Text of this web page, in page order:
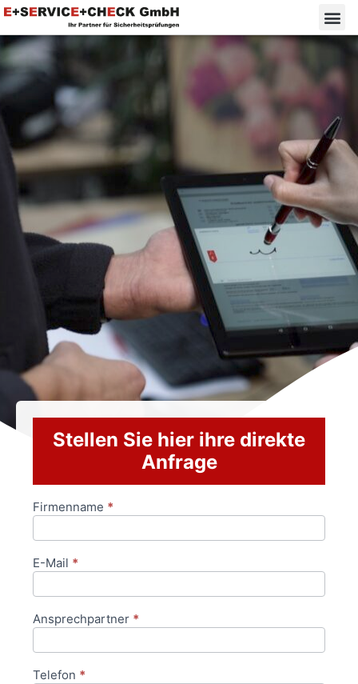
Stellen Sie hier ihre direkte
Anfrage
Anfrageformular
Firmenname *
E-Mail *
Ansprechpartner *
Telefon *